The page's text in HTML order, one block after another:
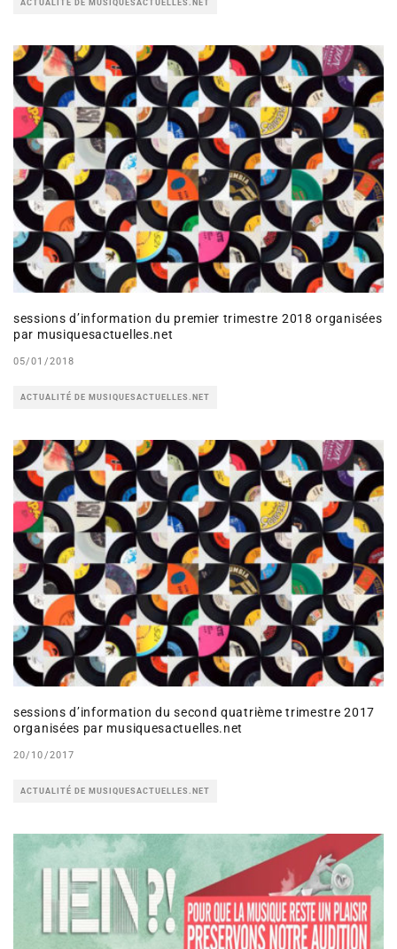
ACTUALITÉ DE MUSIQUESACTUELLES.NET
sessions d’information du premier trimestre 2018 organisées
par musiquesactuelles.net
05/01/2018
ACTUALITÉ DE MUSIQUESACTUELLES.NET
sessions d’information du second quatrième trimestre 2017
organisées par musiquesactuelles.net
20/10/2017
ACTUALITÉ DE MUSIQUESACTUELLES.NET